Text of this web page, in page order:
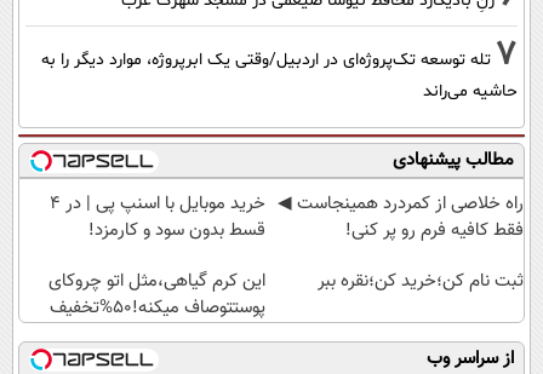
7 تله توسعه تک‌پروژه‌ای در اردبیل/وقتی یک ابرپروژه، موارد دیگر را به
حاشیه می‌راند
مطالب پیشنهادی
‌راه خلاصی از کمردرد همینجاست ◀
فقط کافیه فرم رو پر کنی!
خرید موبایل با اسنپ پی | در ۴
قسط بدون سود و کارمزد!
ثبت نام کن؛خرید کن؛نقره ببر
این کرم گیاهی،مثل اتو چروکای
پوستتوصاف میکنه!50%تخفیف
از سراسر وب